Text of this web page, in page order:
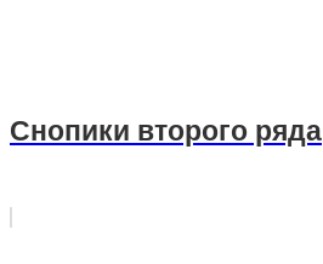
Снопики второго ряда